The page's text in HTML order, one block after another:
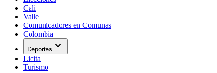
Cali
Valle
Comunicadores en Comunas
Colombia
Deportes expand_more
Licita
Turismo